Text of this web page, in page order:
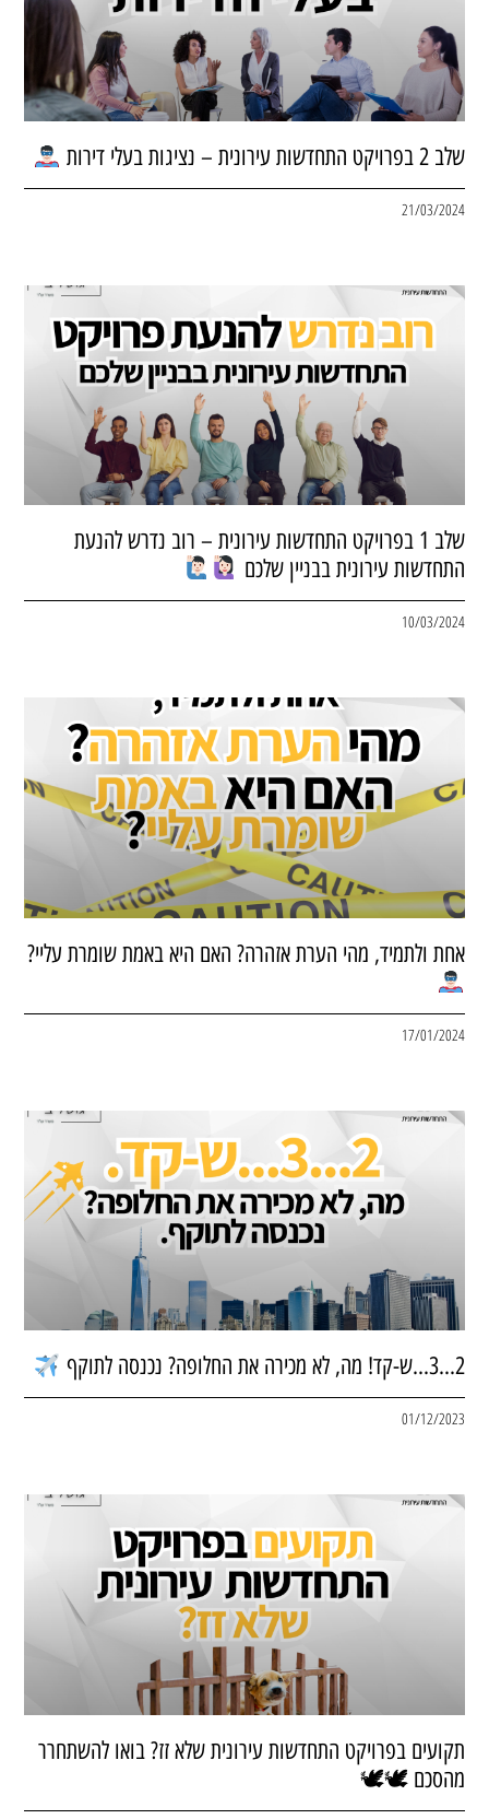
שלב 2 בפרויקט התחדשות עירונית – נציגות בעלי דירות
21/03/2024
שלב 1 בפרויקט התחדשות עירונית – רוב נדרש להנעת
התחדשות עירונית בבניין שלכם
10/03/2024
אחת ולתמיד, מהי הערת אזהרה? האם היא באמת שומרת עליי?
17/01/2024
2…3…ש-קד! מה, לא מכירה את החלופה? נכנסה לתוקף
01/12/2023
תקועים בפרויקט התחדשות עירונית שלא זז? בואו להשתחרר
מהסכם 🕊🕊